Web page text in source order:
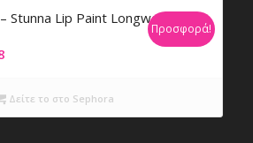
Stunna Lip Paint Longwear
Η
τιμή
είναι:
Προσφορά!
Δείτε το στο Sephora